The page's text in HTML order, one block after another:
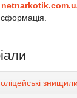
знищили